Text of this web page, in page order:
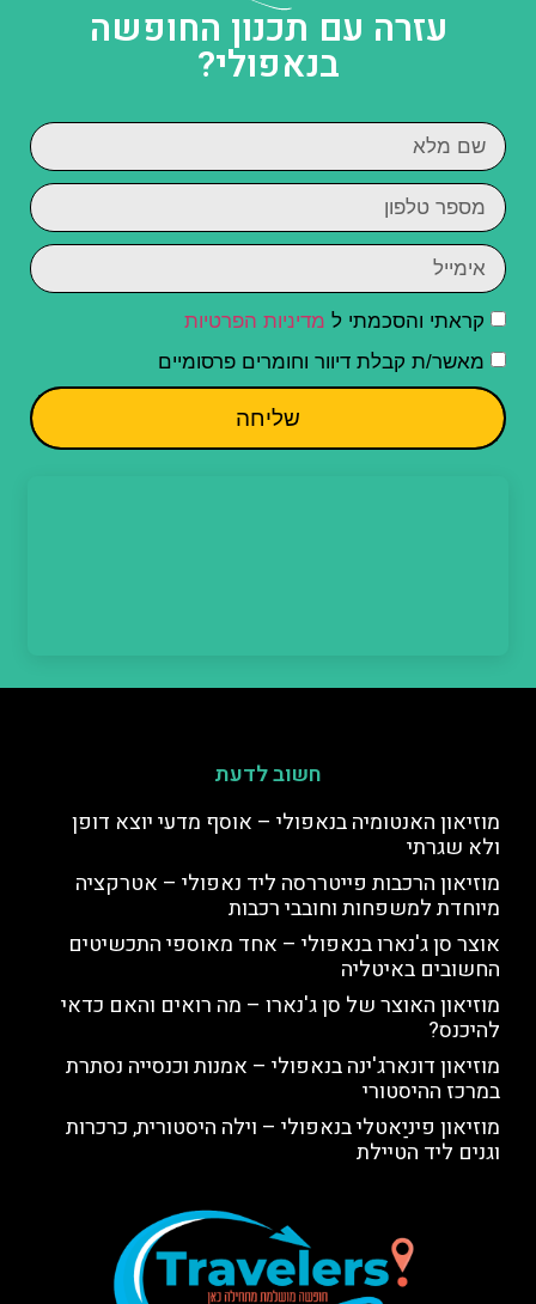
עזרה עם תכנון החופשה
בנאפולי?
קראתי והסכמתי ל מדיניות הפרטיות
מאשר/ת קבלת דיוור וחומרים פרסומיים
שליחה
חשוב לדעת
מוזיאון האנטומיה בנאפולי – אוסף מדעי יוצא דופן
ולא שגרתי
מוזיאון הרכבות פייטררסה ליד נאפולי – אטרקציה
מיוחדת למשפחות וחובבי רכבות
אוצר סן ג'נארו בנאפולי – אחד מאוספי התכשיטים
החשובים באיטליה
מוזיאון האוצר של סן ג'נארו – מה רואים והאם כדאי
להיכנס?
מוזיאון דונארג'ינה בנאפולי – אמנות וכנסייה נסתרת
במרכז ההיסטורי
מוזיאון פיניַאטלי בנאפולי – וילה היסטורית, כרכרות
וגנים ליד הטיילת